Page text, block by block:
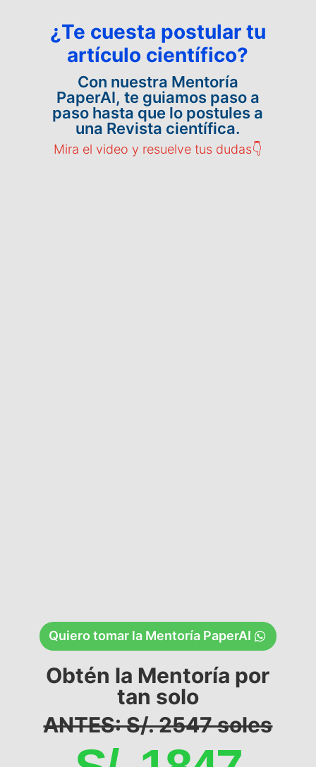
¿Te cuesta postular tu
artículo científico?
Con nuestra Mentoría
PaperAI, te guiamos paso a
paso hasta que lo postules a
una Revista científica.
Mira el video y resuelve tus dudas👇
Quiero tomar la Mentoría PaperAI
Obtén la Mentoría por
tan solo
ANTES: S/. 2547 soles